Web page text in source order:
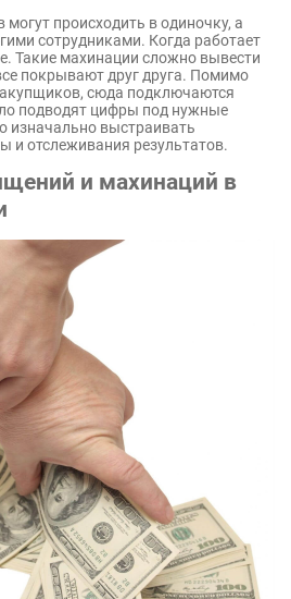
происходить в одиночку, а
сотрудниками. Когда работает
Такие махинации сложно вывести
покрывают друг друга. Помимо
сюда подключаются
подводят цифры под нужные
изначально выстраивать
и отслеживания результатов.
и махинаций в